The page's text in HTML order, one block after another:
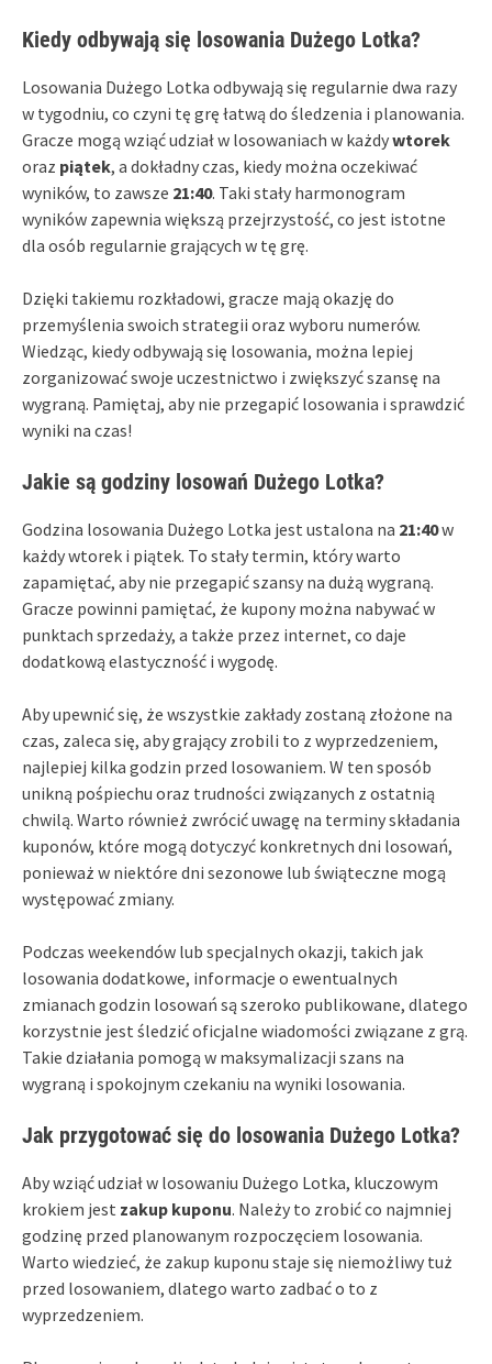
Kiedy odbywają się losowania Dużego Lotka?
Losowania Dużego Lotka odbywają się regularnie dwa razy
w tygodniu, co czyni tę grę łatwą do śledzenia i planowania.
Gracze mogą wziąć udział w losowaniach w każdywtorek
oraz piątek, a dokładny czas, kiedy można oczekiwać
wyników, to zawsze 21:40. Taki stały harmonogram
wyników zapewnia większą przejrzystość, co jest istotne
dla osób regularnie grających w tę grę.
Dzięki takiemu rozkładowi, gracze mają okazję do
przemyślenia swoich strategii oraz wyboru numerów.
Wiedząc, kiedy odbywają się losowania, można lepiej
zorganizować swoje uczestnictwo i zwiększyć szansę na
wygraną. Pamiętaj, aby nie przegapić losowania i sprawdzić
wyniki na czas!
Jakie są godziny losowań Dużego Lotka?
Godzina losowania Dużego Lotka jest ustalona na 21:40w
każdy wtorek i piątek. To stały termin, który warto
zapamiętać, aby nie przegapić szansy na dużą wygraną.
Gracze powinni pamiętać, że kupony można nabywać w
punktach sprzedaży, a także przez internet, co daje
dodatkową elastyczność i wygodę.
Aby upewnić się, że wszystkie zakłady zostaną złożone na
czas, zaleca się, aby grający zrobili to z wyprzedzeniem,
najlepiej kilka godzin przed losowaniem. W ten sposób
unikną pośpiechu oraz trudności związanych z ostatnią
chwilą. Warto również zwrócić uwagę na terminy składania
kuponów, które mogą dotyczyć konkretnych dni losowań,
ponieważ w niektóre dni sezonowe lub świąteczne mogą
występować zmiany.
Podczas weekendów lub specjalnych okazji, takich jak
losowania dodatkowe, informacje o ewentualnych
zmianach godzin losowań są szeroko publikowane, dlatego
korzystnie jest śledzić oficjalne wiadomości związane z grą.
Takie działania pomogą w maksymalizacji szans na
wygraną i spokojnym czekaniu na wyniki losowania.
Jak przygotować się do losowania Dużego Lotka?
Aby wziąć udział w losowaniu Dużego Lotka, kluczowym
krokiem jest zakup kuponu. Należy to zrobić co najmniej
godzinę przed planowanym rozpoczęciem losowania.
Warto wiedzieć, że zakup kuponu staje się niemożliwy tuż
przed losowaniem, dlatego warto zadbać o to z
wyprzedzeniem.